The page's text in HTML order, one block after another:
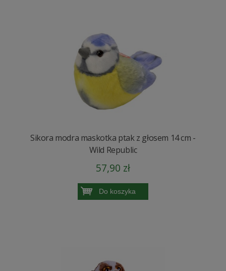
Sikora modra maskotka ptak z głosem 14 cm -
Wild Republic
57,90 zł
Do koszyka